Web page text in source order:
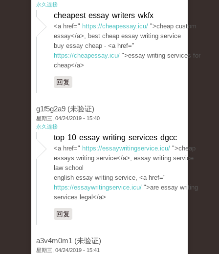
永久连接
cheapest essay writers wkfx
<a href=" https://cheapessay.icu/ ">cheap custom
essay</a>, best cheap essay writing service
buy essay cheap - <a href="
https://cheapessay.icu/ ">essay writing services for
cheap</a>
回复
g1f5g2a9 (未验证)
星期三, 04/24/2019 - 15:40
永久连接
top 10 essay writing services dgcc
<a href=" https://essaywritingservice.icu/ ">cheap
essays writing service</a>, essay writing service
law school
english essay writing service, <a href="
https://essaywritingservice.icu/ ">are essay writing
services legal</a>
回复
a3v4m0m1 (未验证)
星期三, 04/24/2019 - 15:41